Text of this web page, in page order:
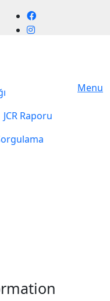
JCR Raporu
Menu